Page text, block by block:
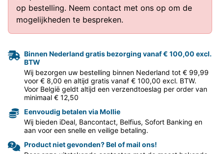
op bestelling. Neem contact met ons op om de
mogelijkheden te bespreken.
Binnen Nederland gratis bezorging vanaf € 100,00 excl.
BTW
Wij bezorgen uw bestelling binnen Nederland tot € 99,99
voor € 8,00 en altijd gratis vanaf € 100,00 excl. BTW.
Voor België geldt altijd een verzendtoeslag per order van
minimaal € 12,50
Eenvoudig betalen via Mollie
Wij bieden iDeal, Bancontact, Belfius, Sofort Banking en
aan voor een snelle en veilige betaling.
Product niet gevonden? Bel of mail ons!